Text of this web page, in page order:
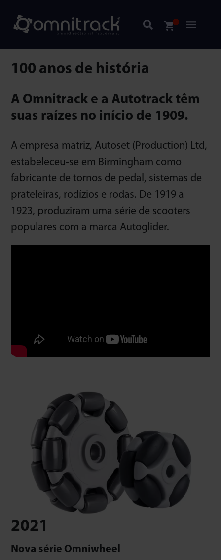
100 anos de história
A Omnitrack e a Autotrack têm
suas raízes no início de 1909.
A empresa matriz, Autoset (Production) Ltd,
estabeleceu-se em Birmingham como
fabricante de tornos de pedal, sistemas de
prateleiras, rodízios e rodas. De 1919 a
1923, produziram uma série de scooters
populares com a marca Autoglider.
2021
Nova série Omniwheel